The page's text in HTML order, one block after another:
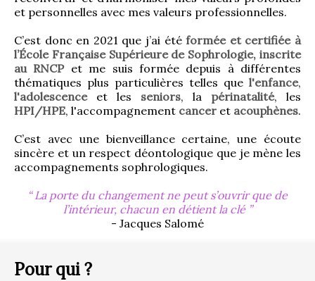
et personnelles avec mes valeurs professionnelles.
C’est donc en 2021 que j’ai été formée et certifiée à
l’École Française Supérieure de Sophrologie, inscrite
au RNCP et me suis formée depuis à différentes
thématiques plus particulières telles que l'enfance
l'adolescence et les seniors, la périnatalité
HPI/HPE, l'accompagnement cancer et acouphènes.
C’est avec une bienveillance certaine, une écoute
sincère et un respect déontologique que je mène les
accompagnements sophrologiques.
La porte du changement ne peut s’ouvrir que de
l’intérieur, chacun en détient la clé
- Jacques Salomé
Pour qui ?